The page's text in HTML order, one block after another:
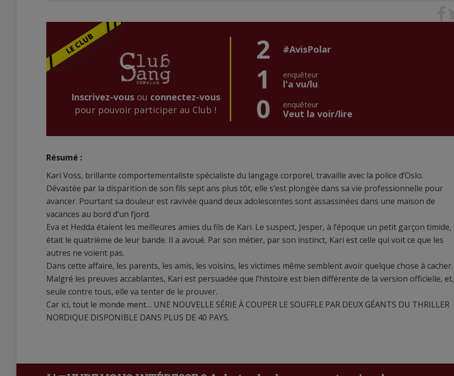
Inscrivez-vousou connectez-vous
pour pouvoir participer au Club !
2 #AvisPolar
1 enquêteur
l'a vu/lu
0 enquêteur
Veut la voir/lire
Résumé :
Kari Voss, brillante comportementaliste spécialiste du langage corporel, travaille avec la police d’Oslo.
Dévastée par la disparition de son fils sept ans plus tôt, elle s’est plongée dans sa vie professionnelle pour
avancer. Pourtant sa douleur est ravivée quand deux adolescentes sont assassinées dans une maison de
vacances au bord d’un fjord.
Eva et Hedda étaient les meilleures amies du fils de Kari. Le suspect, Jesper, à l’époque un petit garçon timide,
était le quatrième de leur bande. Il a avoué. Par son métier, par son instinct, Kari est celle qui voit ce que les
autres ne voient pas.
Dans cette affaire, les parents, les amis, les voisins, les victimes même semblent avoir quelque chose à cacher.
Malgré les preuves accablantes, Kari est persuadée que l’histoire est bien différente de la version officielle, et,
seule contre tous, elle va tenter de le prouver.
Car ici, tout le monde ment… UNE NOUVELLE SÉRIE À COUPER LE SOUFFLE PAR DEUX GÉANTS DU THRILLER
NORDIQUE DISPONIBLE DANS PLUS DE 40 PAYS.